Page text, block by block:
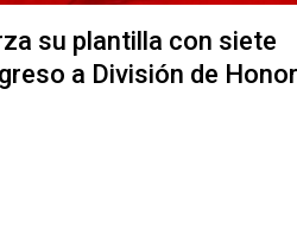
su plantilla con siete
a División de